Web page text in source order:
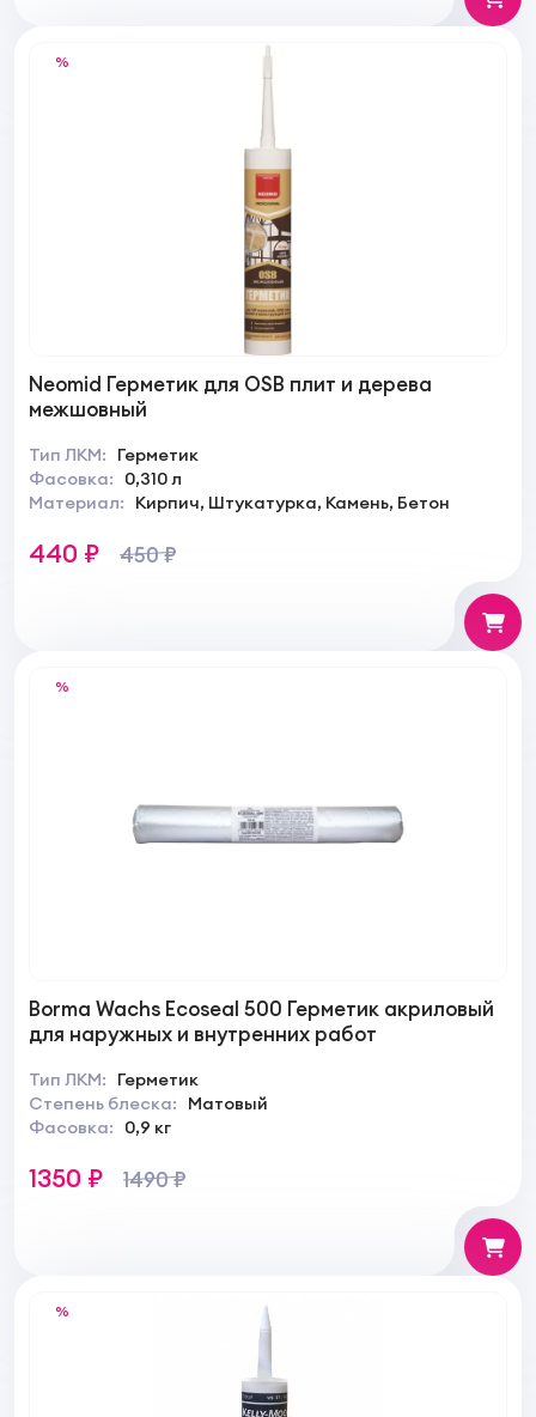
%
Neomid Герметик для OSB плит и дерева
межшовный
Тип ЛКМ:
Герметик
Фасовка:
0,310 л
Материал:
Кирпич, Штукатурка, Камень, Бетон
440 ₽ 450 ₽
%
Borma Wachs Ecoseal 500 Герметик акриловый
для наружных и внутренних работ
Тип ЛКМ:
Герметик
Степень блеска:
Матовый
Фасовка:
0,9 кг
1350 ₽ 1490 ₽
%